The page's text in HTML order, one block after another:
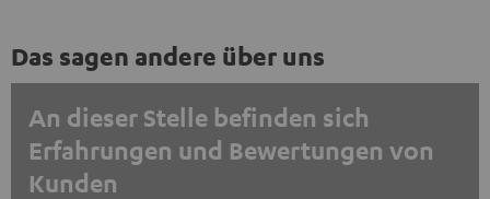
Das sagen andere über uns
An dieser Stelle befinden sich
Erfahrungen und Bewertungen von
Kunden